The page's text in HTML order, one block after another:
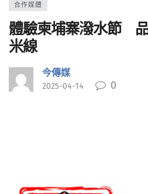
合作媒體
體驗柬埔寨潑水節
米線
今傳媒
2025-04-14 0